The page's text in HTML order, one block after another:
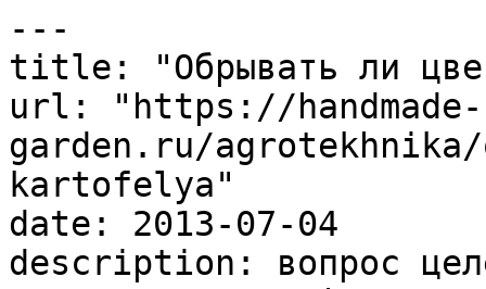
---
title: "Обрывать ли
url: "https://handmade-
garden.ru/
kartofelya"
date: 2013-07-04
description: вопрос